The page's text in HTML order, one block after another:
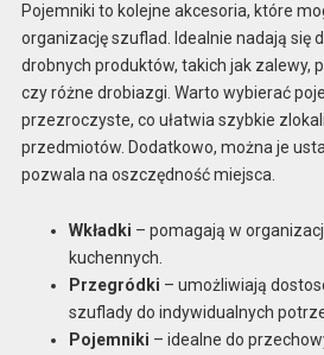
Pojemniki to kolejne akcesoria, które
organizację szuflad. Idealnie nadają się
drobnych produktów, takich jak zalewy,
czy różne drobiazgi. Warto wybierać
przezroczyste, co ułatwia szybkie
przedmiotów. Dodatkowo, można je
pozwala na oszczędność miejsca.
Wkładki – pomagają w
kuchennych.
Przegródki – umożliwiają
szuflady do indywidualnych
Pojemniki – idealne do